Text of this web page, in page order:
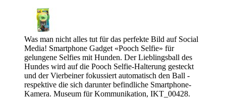
Was man nicht alles tut für das perfekte Bild auf Social
Media! Smartphone Gadget «Pooch Selfie» für
gelungene Selfies mit Hunden. Der Lieblingsball des
Hundes wird auf die Pooch Selfie-Halterung gesteckt
und der Vierbeiner fokussiert automatisch den Ball -
respektive die sich darunter befindliche Smartphone-
Kamera. Museum für Kommunikation, IKT_00428.